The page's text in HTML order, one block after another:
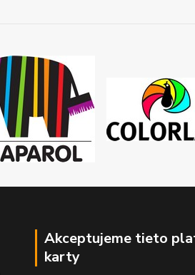
Akceptujeme tieto
karty